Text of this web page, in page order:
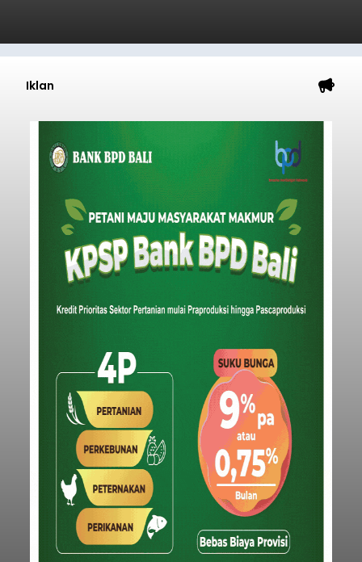
Iklan